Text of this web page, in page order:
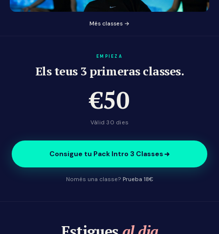
Més classes →
EMPIEZA
Els teus 3 primeras classes.
€50
Vàlid 30 dies
Consigue tu Pack Intro 3 Classes
Només una classe? Prueba 18€